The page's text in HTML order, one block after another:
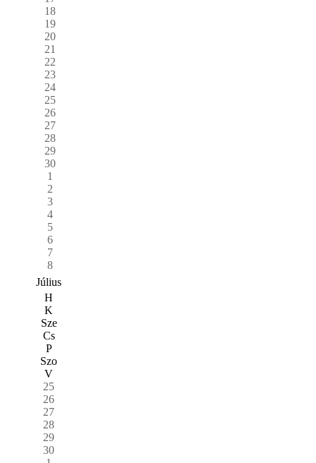
18
19
20
21
22
23
24
25
26
27
28
29
30
1
2
3
4
5
6
7
8
Július
H
K
Sze
Cs
P
Szo
V
25
26
27
28
29
30